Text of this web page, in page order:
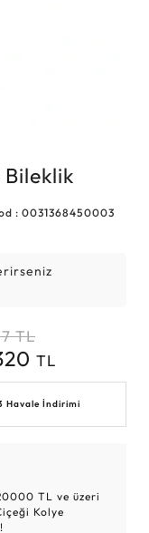
Bileklik
: 0031368450003
TL
TL
Havale İndirimi
TL ve üzeri
Kolye